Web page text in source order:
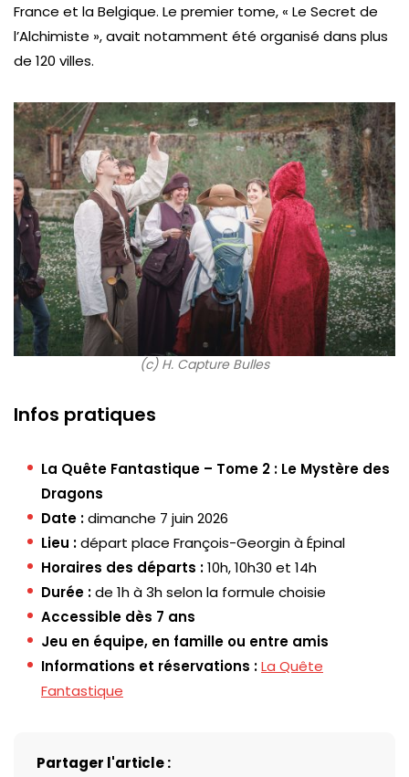
France et la Belgique. Le premier tome, « Le Secret de
l’Alchimiste », avait notamment été organisé dans plus
de 120 villes.
(c) H. Capture Bulles
Infos pratiques
La Quête Fantastique – Tome 2 : Le Mystère des
Dragons
Date :dimanche 7 juin 2026
Lieu :départ place François-Georgin à Épinal
Horaires des départs :10h, 10h30 et 14h
Durée :de 1h à 3h selon la formule choisie
Accessible dès 7 ans
Jeu en équipe, en famille ou entre amis
Informations et réservations :La Quête
Fantastique
Partager l'article :